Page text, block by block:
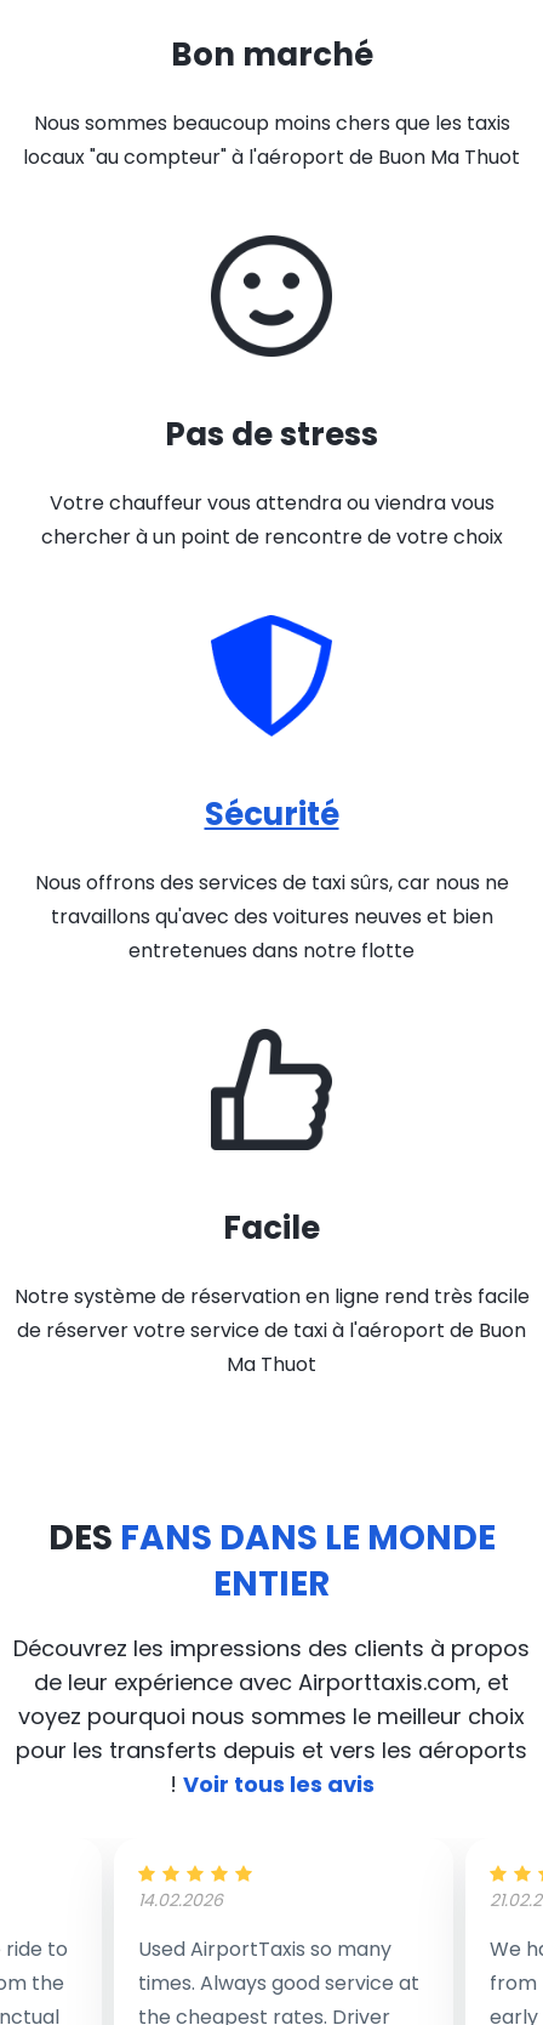
Bon marché
Nous sommes beaucoup moins chers que les taxis
locaux "au compteur" à l'aéroport de Buon Ma Thuot
Pas de stress
Votre chauffeur vous attendra ou viendra vous
chercher à un point de rencontre de votre choix
Sécurité
Nous offrons des services de taxi sûrs, car nous ne
travaillons qu'avec des voitures neuves et bien
entretenues dans notre flotte
Facile
Notre système de réservation en ligne rend très facile
de réserver votre service de taxi à l'aéroport de Buon
Ma Thuot
DES FANS DANS LE MONDE
ENTIER
Découvrez les impressions des clients à propos
de leur expérience avec Airporttaxis.com, et
voyez pourquoi nous sommes le meilleur choix
pour les transferts depuis et vers les aéroports
! Voir tous les avis
to
the
14.02.2026
Used AirportTaxis so many
times. Always good service at
the cheapest rates. Driver
We
from
early